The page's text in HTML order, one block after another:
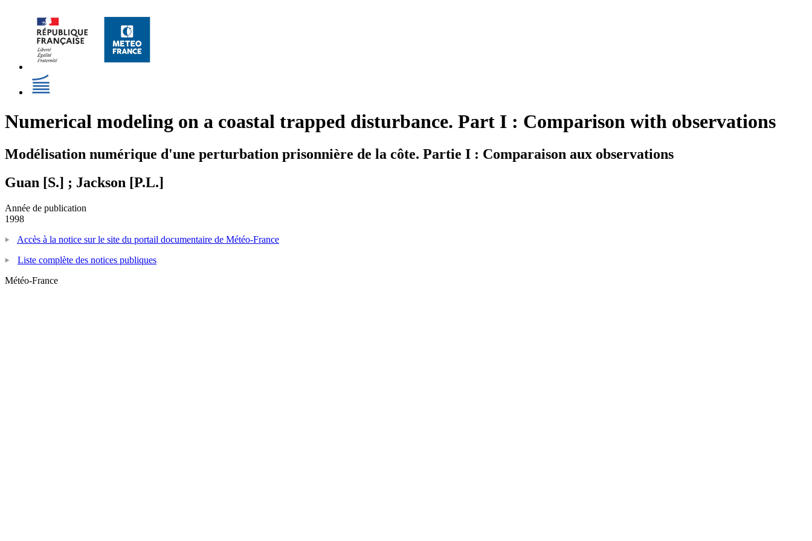
Numerical modeling on a coastal trapped disturbance. Part I : Comparison with observations
Modélisation numérique d'une perturbation prisonnière de la côte. Partie I : Comparaison aux observations
Guan [S.] ; Jackson [P.L.]
Année de publication
1998
Accès à la notice sur le site du portail documentaire de Météo-France
Liste complète des notices publiques
Météo-France